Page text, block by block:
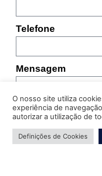
O nosso site utiliza
experiência de
autorizar a utilização de
Definições de Cookies
Telefone
Mensagem
Por favor, indique as